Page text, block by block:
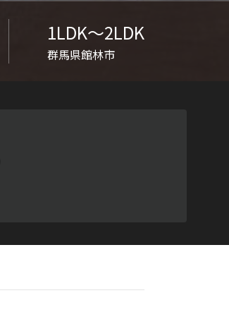
1LDK〜2LDK
群馬県館林市